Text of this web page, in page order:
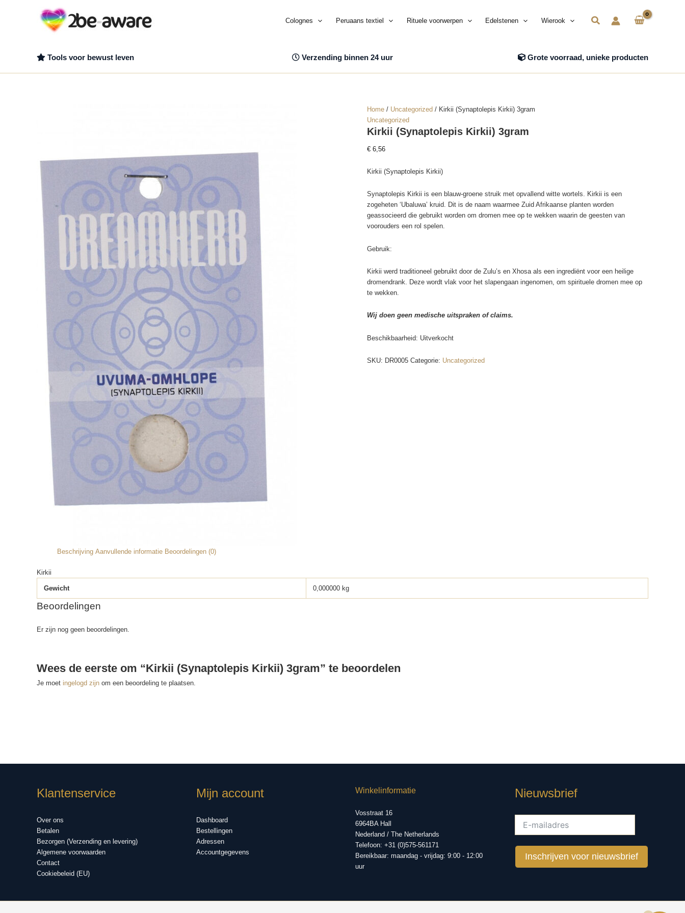
Colognes Peruaans textiel Rituele voorwerpen Edelstenen Wierook Zoeken
Tools voor bewust leven Verzending binnen 24 uur Grote voorraad, unieke producten
Home / Uncategorized / Kirkii (Synaptolepis Kirkii) 3gram
Uncategorized
Kirkii (Synaptolepis Kirkii) 3gram
€ 6,56
Kirkii (Synaptolepis Kirkii)
Synaptolepis Kirkii is een blauw-groene struik met opvallend witte wortels. Kirkii is een
zogeheten ‘Ubaluwa’ kruid. Dit is de naam waarmee Zuid Afrikaanse planten worden
geassocieerd die gebruikt worden om dromen mee op te wekken waarin de geesten van
voorouders een rol spelen.
Gebruik:
Kirkii werd traditioneel gebruikt door de Zulu’s en Xhosa als een ingrediënt voor een heilige
dromendrank. Deze wordt vlak voor het slapengaan ingenomen, om spirituele dromen mee op
te wekken.
Wij doen geen medische uitspraken of claims.
Beschikbaarheid: Uitverkocht
SKU: DR0005 Categorie: Uncategorized
Beschrijving Aanvullende informatie Beoordelingen (0)
Kirkii
Gewicht 0,000000 kg
Beoordelingen
Er zijn nog geen beoordelingen.
Wees de eerste om “Kirkii (Synaptolepis Kirkii) 3gram” te beoordelen
Je moet ingelogd zijn om een beoordeling te plaatsen.
Klantenservice
Over ons
Betalen
Bezorgen (Verzending en levering)
Algemene voorwaarden
Contact
Cookiebeleid (EU)
Mijn account
Dashboard
Bestellingen
Adressen
Accountgegevens
Winkelinformatie
Vosstraat 16
6964BA Hall
Nederland / The Netherlands
Telefoon: +31 (0)575-561171
Bereikbaar: maandag - vrijdag: 9:00 - 12:00
uur
Nieuwsbrief
Inschrijven voor nieuwsbrief